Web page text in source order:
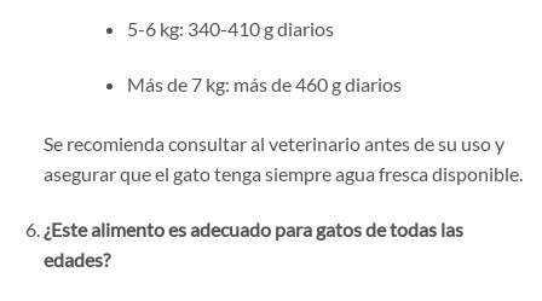
5-6 kg: 340-410 g diarios
Más de 7 kg: más de 460 g diarios
Se recomienda consultar al veterinario antes de su uso y
asegurar que el gato tenga siempre agua fresca disponible.
¿Este alimento es adecuado para gatos de todas las
edades?